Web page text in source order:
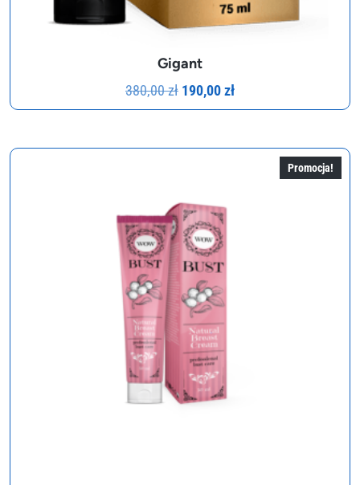
Gigant
380,00zł Pierwotna
cena
380,00 zł.
190,00złAktualna
cena
190,00 zł.
Promocja!